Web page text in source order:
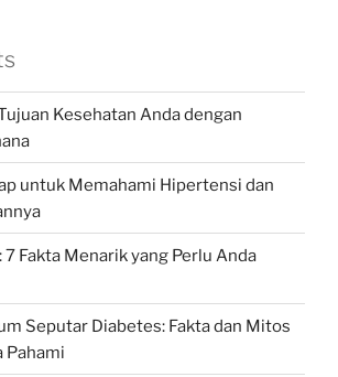
Kesehatan Anda dengan
untuk Memahami Hipertensi dan
Fakta Menarik yang Perlu Anda
Seputar Diabetes: Fakta dan Mitos
Pahami